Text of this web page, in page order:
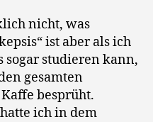
nicht, was
ist aber als ich
sogar studieren kann,
gesamten
besprüht.
ich in dem